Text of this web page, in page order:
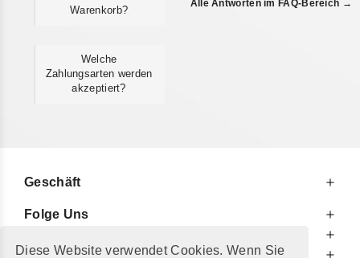
Diese Website verwendet Cookies. Wenn Sie
Warenkorb?
Welche
Zahlungsarten werden
akzeptiert?
Alle Antworten im FAQ-Bereich →
Geschäft
Folge Uns
Zu Ihrer Information